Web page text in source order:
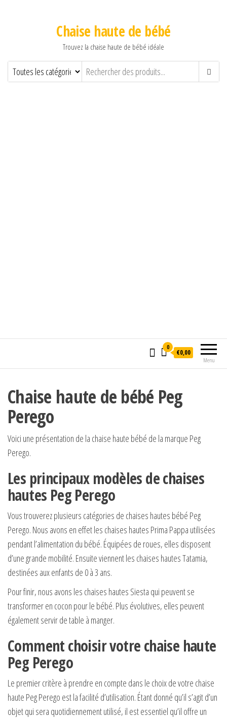
Chaise haute de bébé
Trouvez la chaise haute de bébé idéale
Menu
0
€0,00
Chaise haute de bébé Peg
Perego
Voici une présentation de la chaise haute bébé de la marque Peg
Perego.
Les principaux modèles de chaises
hautes Peg Perego
Vous trouverez plusieurs catégories de chaises hautes bébé Peg
Perego. Nous avons en effet les chaises hautes Prima Pappa utilisées
pendant l’alimentation du bébé. Équipées de roues, elles disposent
d’une grande mobilité. Ensuite viennent les chaises hautes Tatamia,
destinées aux enfants de 0 à 3 ans.
Pour finir, nous avons les chaises hautes Siesta qui peuvent se
transformer en cocon pour le bébé. Plus évolutives, elles peuvent
également servir de table à manger.
Comment choisir votre chaise haute
Peg Perego
Le premier critère à prendre en compte dans le choix de votre chaise
haute Peg Perego est la facilité d’utilisation. Étant donné qu’il s’agit d’un
objet qui sera quotidiennement utilisé, il est essentiel qu’il offre un